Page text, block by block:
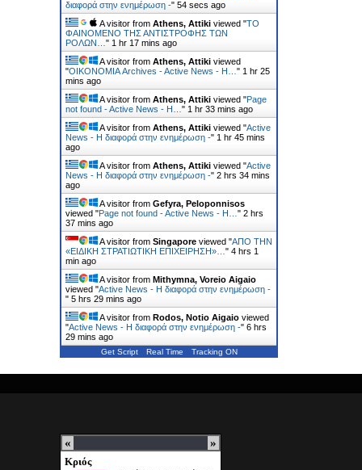
διαφορά στην ενημέρωση -" 55 secs ago
A visitor from Athens, Attiki viewed "ΤΟ
ΦΑΙΝΟΜΕΝΟ ΤΗΣ ΑΝΤΙΣΤΡΟΦΗΣ ΤΩΝ
ΡΟΛΩΝ… " 1 hr 17 mins ago
A visitor from Athens, Attiki viewed
"ΟΙΚΟΝΟΜΙΑ Archives - Active News - Η… " 1 hr 25
mins ago
A visitor from Athens, Attiki viewed "Page
not found - Active News - Η… " 1 hr 33 mins ago
A visitor from Athens, Attiki viewed "Active
News - Η διαφορά στην ενημέρωση -" 1 hr 45 mins
ago
A visitor from Athens, Attiki viewed "Active
News - Η διαφορά στην ενημέρωση -" 2 hrs 34 mins
ago
A visitor from Gefyra, Peloponnisos
viewed "Page not found - Active News - Η… " 2 hrs
37 mins ago
A visitor from Singapore viewed "ΑΠΟ ΤΗΝ
«ΕΙΔΙΚΗ ΣΤΡΑΤΙΩΤΙΚΗ ΕΠΙΧΕΙΡΗΣΗ»… " 4 hrs 1
min ago
A visitor from Mithymna, Voreio Aigaio
viewed "Active News - Η διαφορά στην ενημέρωση -
" 5 hrs 29 mins ago
A visitor from Rodos, Notio Aigaio viewed
"Active News - Η διαφορά στην ενημέρωση -" 6 hrs
29 mins ago
Get Script Real Time Tracking ON